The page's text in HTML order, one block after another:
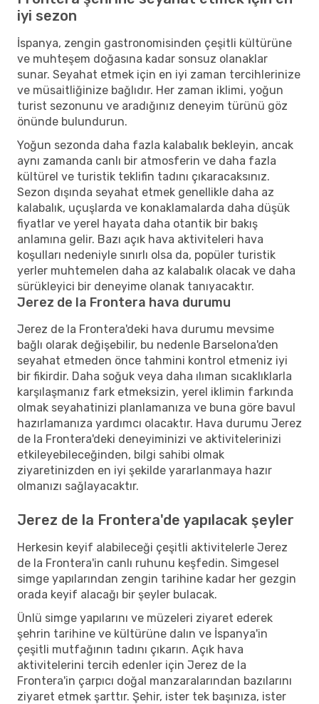
iyi sezon
İspanya, zengin gastronomisinden çeşitli kültürüne
ve muhteşem doğasına kadar sonsuz olanaklar
sunar. Seyahat etmek için en iyi zaman tercihlerinize
ve müsaitliğinize bağlıdır. Her zaman iklimi, yoğun
turist sezonunu ve aradığınız deneyim türünü göz
önünde bulundurun.
Yoğun sezonda daha fazla kalabalık bekleyin, ancak
aynı zamanda canlı bir atmosferin ve daha fazla
kültürel ve turistik teklifin tadını çıkaracaksınız.
Sezon dışında seyahat etmek genellikle daha az
kalabalık, uçuşlarda ve konaklamalarda daha düşük
fiyatlar ve yerel hayata daha otantik bir bakış
anlamına gelir. Bazı açık hava aktiviteleri hava
koşulları nedeniyle sınırlı olsa da, popüler turistik
yerler muhtemelen daha az kalabalık olacak ve daha
sürükleyici bir deneyime olanak tanıyacaktır.
Jerez de la Frontera hava durumu
Jerez de la Frontera'deki hava durumu mevsime
bağlı olarak değişebilir, bu nedenle Barselona'den
seyahat etmeden önce tahmini kontrol etmeniz iyi
bir fikirdir. Daha soğuk veya daha ılıman sıcaklıklarla
karşılaşmanız fark etmeksizin, yerel iklimin farkında
olmak seyahatinizi planlamanıza ve buna göre bavul
hazırlamanıza yardımcı olacaktır. Hava durumu Jerez
de la Frontera'deki deneyiminizi ve aktivitelerinizi
etkileyebileceğinden, bilgi sahibi olmak
ziyaretinizden en iyi şekilde yararlanmaya hazır
olmanızı sağlayacaktır.
Jerez de la Frontera'de yapılacak şeyler
Herkesin keyif alabileceği çeşitli aktivitelerle Jerez
de la Frontera'in canlı ruhunu keşfedin. Simgesel
simge yapılarından zengin tarihine kadar her gezgin
orada keyif alacağı bir şeyler bulacak.
Ünlü simge yapılarını ve müzeleri ziyaret ederek
şehrin tarihine ve kültürüne dalın ve İspanya'in
çeşitli mutfağının tadını çıkarın. Açık hava
aktivitelerini tercih edenler için Jerez de la
Frontera'in çarpıcı doğal manzaralarından bazılarını
ziyaret etmek şarttır. Şehir, ister tek başınıza, ister